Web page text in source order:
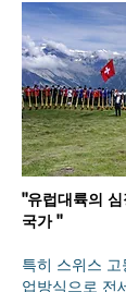
"유럽대륙의
국가 "
특히 스위스
업방식으로 전